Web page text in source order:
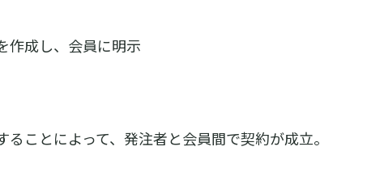
作成し、会員に明示
ことによって、発注者と会員間で契約が成立。